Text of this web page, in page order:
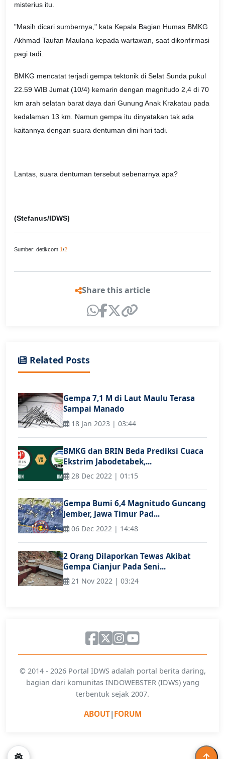
misterius itu.
"Masih dicari sumbernya," kata Kepala Bagian Humas BMKG
Akhmad Taufan Maulana kepada wartawan, saat dikonfirmasi
pagi tadi.
BMKG mencatat terjadi gempa tektonik di Selat Sunda pukul
22.59 WIB Jumat (10/4) kemarin dengan magnitudo 2,4 di 70
km arah selatan barat daya dari Gunung Anak Krakatau pada
kedalaman 13 km. Namun gempa itu dinyatakan tak ada
kaitannya dengan suara dentuman dini hari tadi.
Lantas, suara dentuman tersebut sebenarnya apa?
(Stefanus/IDWS)
Sumber: detikcom 1/2
Share this article
Related Posts
Gempa 7,1 M di Laut Maulu Terasa
Sampai Manado
18 Jan 2023 | 03:44
BMKG dan BRIN Beda Prediksi Cuaca
Ekstrim Jabodetabek,...
28 Dec 2022 | 01:15
Gempa Bumi 6,4 Magnitudo Guncang
Jember, Jawa Timur Pad...
06 Dec 2022 | 14:48
2 Orang Dilaporkan Tewas Akibat
Gempa Cianjur Pada Seni...
21 Nov 2022 | 03:24
© 2014 - 2026 Portal IDWS adalah portal berita daring,
bagian dari komunitas INDOWEBSTER (IDWS) yang
terbentuk sejak 2007.
ABOUT| FORUM